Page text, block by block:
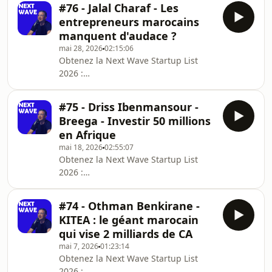
Général de Technopark dans le
dernier épisode de Next Wave. Le
Technopark est le premier incubateur
de startups au Maroc, créé en 2001.
On est revenus sur les 20 dernières
années d’accompagnement de la tech
marocaine pour comprendre
l’évolution qu’a connu le secteur. Dans
cet épisode on
#76 - Jalal Charaf - Les
entrepreneurs marocains
manquent d'audace ?
mai 28, 202602:15:06
Obtenez la Next Wave Startup List
2026 :
je pensais qu’on allait parler
essentiellement d’éducation au
Maroc. Aujourd’hui Executive Dean de
l’UM6P et DG de Centrale Casablanca,
il est la personne idéale pour parler
d’un des secteurs les plus importants
pour le pays. Mais au delà de
l’éducation, Jalal a un parcours rich
#75 - Driss Ibenmansour -
Breega - Investir 50 millions
en Afrique
mai 18, 202602:55:07
Obtenez la Next Wave Startup List
2026 :
Breega dans le dernier épisode de
Next Wave. Entrepreneur devenu
investisseur, il investit aujourd’hui
dans des startups africaines à travers
un fonds de $50m dédié à
#74 - Othman Benkirane -
KITEA : le géant marocain
qui vise 2 milliards de CA
mai 7, 202601:23:14
Obtenez la Next Wave Startup List